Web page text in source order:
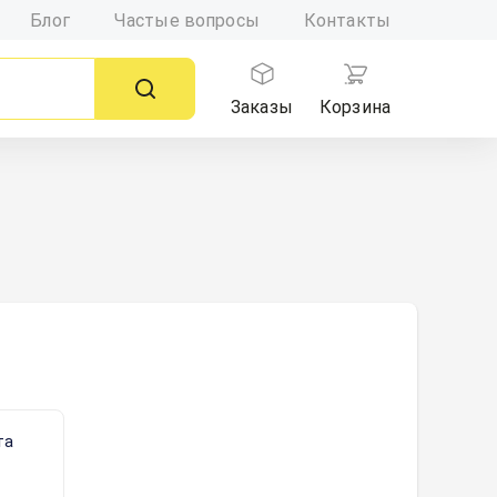
Блог Частые вопросы Контакты
Заказы
Корзина